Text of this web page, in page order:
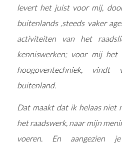
levert het juist voor mij,
buitenlands ,steeds vaker
activiteiten van het
kenniswerken; voor mij
hoogoventechniek,
buitenland.
Dat maakt dat ik helaas niet
het raadswerk, naar mijn
voeren. En